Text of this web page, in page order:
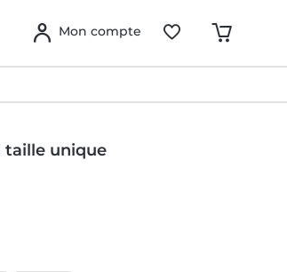
Mon compte
taille unique